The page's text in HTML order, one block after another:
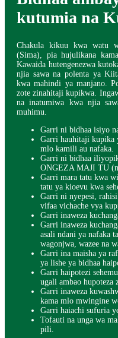
kutumia na
Chakula kikuu kwa watu
(Sima), pia hujulikana
Kawaida hutengenezwa
njia sawa na polenta ya
kwa mahindi ya manjano.
zote zinahitaji kupikwa.
na inatumiwa kwa njia
muhimu.
Garri ni bidhaa isiyo
Garri hauhitaji kupika
mlo kamili au nafaka.
Garri ni bidhaa
ONGEZA MAJI TU
Garri mara tatu kwa
tatu ya kioevu kwa
Garri ni nyepesi,
vifaa vichache vya
Garri inaweza
Garri inaweza
asali ndani ya nafaka
wagonjwa, wazee na
Garri ina maisha ya
ya lishe ya bidhaa
Garri haipotezi
ugali ambao hupoteza
Garri inaweza
kama mlo mwingine
Garri haiachi sufuria
Tofauti na unga wa
pili.